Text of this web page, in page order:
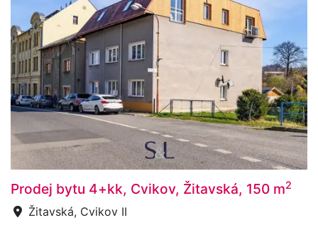
Prodej bytu 4+kk, Cvikov, Žitavská, 150 m2
Žitavská, Cvikov II